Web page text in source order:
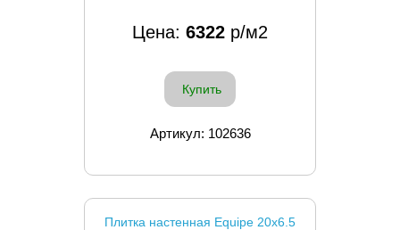
Цена: 6322 р/м2
Купить
Артикул: 102636
Плитка настенная Equipe 20x6.5